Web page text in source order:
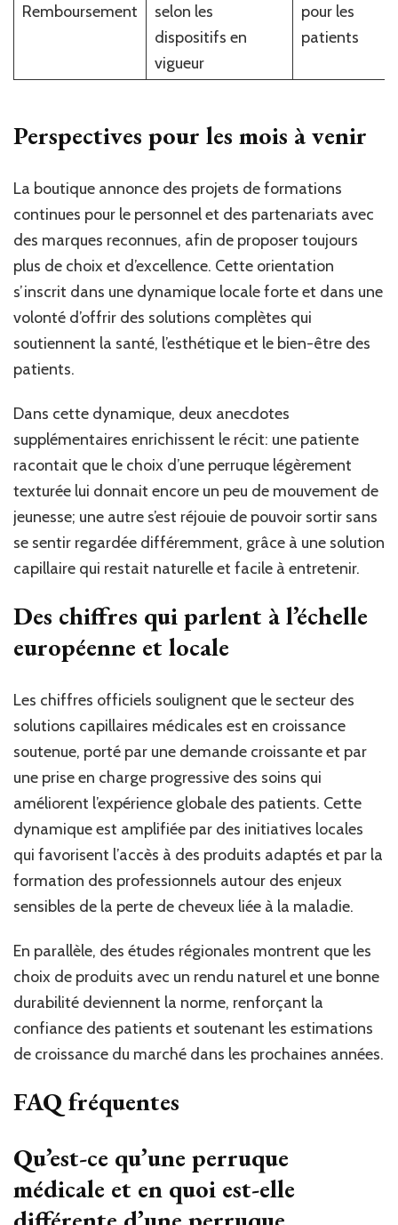
Remboursement
selon les
dispositifs en
vigueur
pour les
patients
Perspectives pour les mois à venir
La boutique annonce des projets de formations
continues pour le personnel et des partenariats avec
des marques reconnues, afin de proposer toujours
plus de choix et d’excellence. Cette orientation
s’inscrit dans une dynamique locale forte et dans une
volonté d’offrir des solutions complètes qui
soutiennent la santé, l’esthétique et le bien-être des
patients.
Dans cette dynamique, deux anecdotes
supplémentaires enrichissent le récit: une patiente
racontait que le choix d’une perruque légèrement
texturée lui donnait encore un peu de mouvement de
jeunesse; une autre s’est réjouie de pouvoir sortir sans
se sentir regardée différemment, grâce à une solution
capillaire qui restait naturelle et facile à entretenir.
Des chiffres qui parlent à l’échelle
européenne et locale
Les chiffres officiels soulignent que le secteur des
solutions capillaires médicales est en croissance
soutenue, porté par une demande croissante et par
une prise en charge progressive des soins qui
améliorent l’expérience globale des patients. Cette
dynamique est amplifiée par des initiatives locales
qui favorisent l’accès à des produits adaptés et par la
formation des professionnels autour des enjeux
sensibles de la perte de cheveux liée à la maladie.
En parallèle, des études régionales montrent que les
choix de produits avec un rendu naturel et une bonne
durabilité deviennent la norme, renforçant la
confiance des patients et soutenant les estimations
de croissance du marché dans les prochaines années.
FAQ fréquentes
Qu’est-ce qu’une perruque
médicale et en quoi est-elle